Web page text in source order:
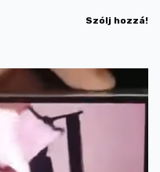
Szólj hozzá!